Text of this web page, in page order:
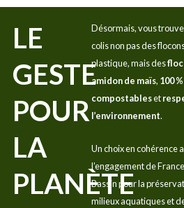
LE
GESTE
POUR
LA
PLANÈTE
Désormais, vous
colis non pas des
plastique, mais des
amidon de maïs, 100 %
compostableset
l’environnement.
Un choix en cohérence
l’engagement de
Bassin pour la
milieux aquatiques et